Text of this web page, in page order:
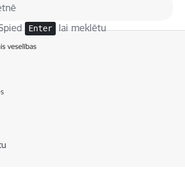
Enter lai meklētu